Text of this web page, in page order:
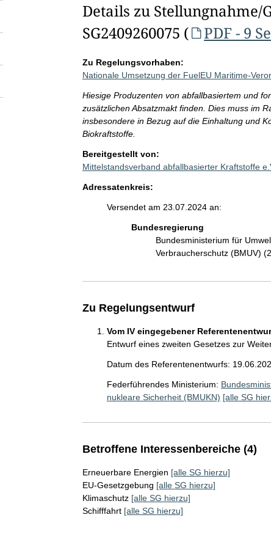
Details zu Stellungnahme/
SG2409260075 (
PDF - 9
Zu Regelungsvorhaben:
Nationale Umsetzung der FuelEU Maritime-
Hiesige Produzenten von abfallbasiertem und
zusätzlichen Absatzmakt finden. Dies muss im
insbesondere in Bezug auf die Einhaltung und
Biokraftstoffe.
Bereitgestellt von:
Mittelstandsverband abfallbasierter Kraftstoffe
Adressatenkreis:
Versendet am 23.07.2024 an:
Bundesregierung
Bundesministerium für
Verbraucherschutz (BMUV)
Zu Regelungsentwurf
Vom IV eingegebener
Entwurf eines zweiten Gesetzes zur
Datum des Referentenentwurfs:
Federführendes Ministerium:
nukleare Sicherheit (BMUKN) [alle SG
Betroffene Interessenbereiche (4)
Erneuerbare Energien [alle SG hierzu]
EU-Gesetzgebung [alle SG hierzu]
Klimaschutz [alle SG hierzu]
Schifffahrt [alle SG hierzu]